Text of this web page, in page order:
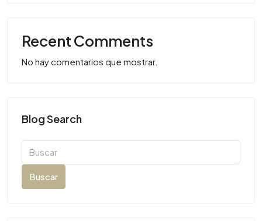
Recent Comments
No hay comentarios que mostrar.
Blog Search
Buscar